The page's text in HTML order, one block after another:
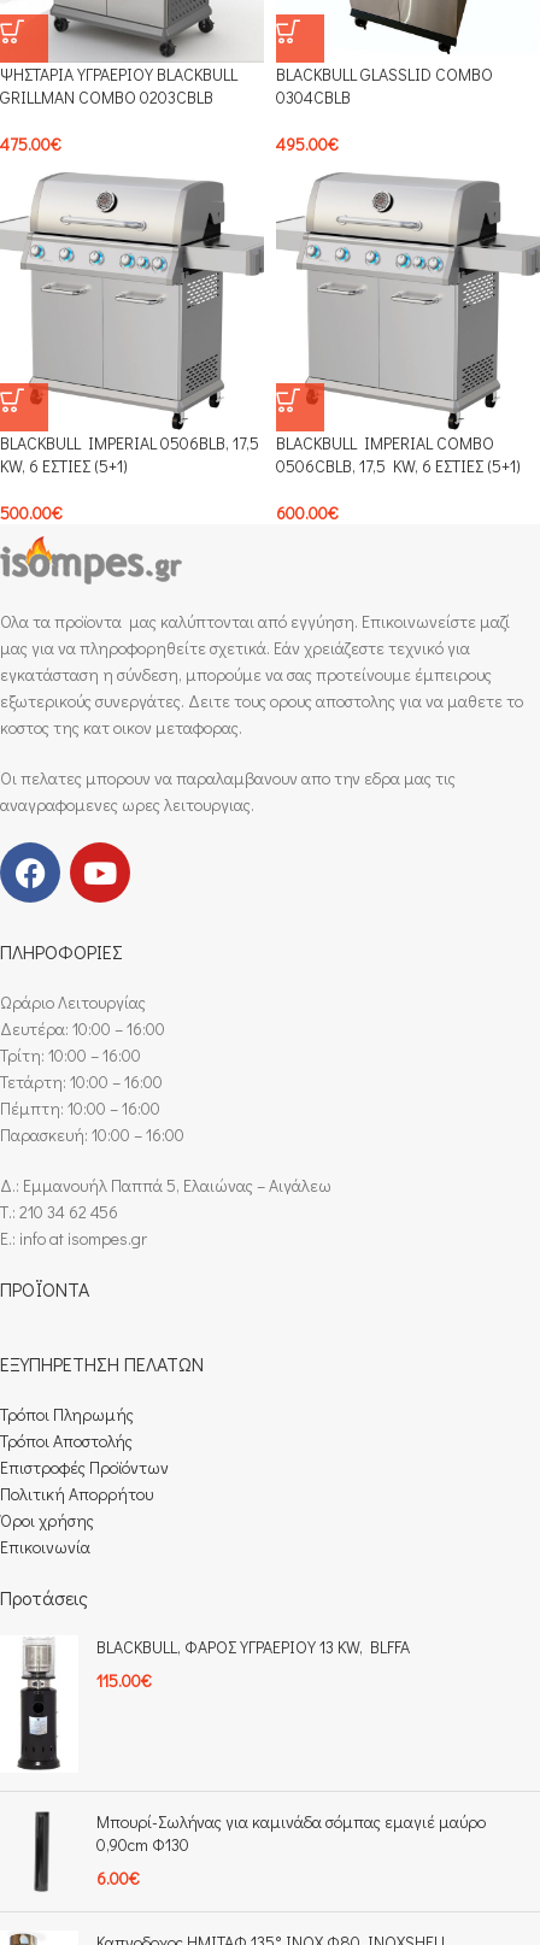
ΨΗΣΤΑΡΙΑ ΥΓΡΑΕΡΙΟΥ BLACKBULL
GRILLMAN COMBO 0203CBLB
475.00€
BLACKBULL GLASSLID COMBO
0304CBLB
495.00€
BLACKBULL IMPERIAL 0506BLB, 17,5
KW, 6 ΕΣΤΙΕΣ (5+1)
500.00€
BLACKBULL IMPERIAL COMBO
0506CBLB, 17,5 KW, 6 ΕΣΤΙΕΣ (5+1)
600.00€
Ολα τα προϊοντα μας καλύπτονται από εγγύηση. Επικοινωνείστε μαζί
μας για να πληροφορηθείτε σχετικά. Εάν χρειάζεστε τεχνικό για
εγκατάσταση η σύνδεση, μπορούμε να σας προτείνουμε έμπειρους
εξωτερικούς συνεργάτες. Δειτε τους ορους αποστολης για να μαθετε το
κοστος της κατ οικον μεταφορας.
Οι πελατες μπορουν να παραλαμβανουν απο την εδρα μας τις
αναγραφομενες ωρες λειτουργιας.
ΠΛΗΡΟΦΟΡΙΕΣ
Ωράριο Λειτουργίας
Δευτέρα: 10:00 – 16:00
Τρίτη: 10:00 – 16:00
Τετάρτη: 10:00 – 16:00
Πέμπτη: 10:00 – 16:00
Παρασκευή: 10:00 – 16:00
Δ.: Εμμανουήλ Παππά 5, Ελαιώνας – Αιγάλεω
Τ.: 210 34 62 456
E.: info at isompes.gr
ΠΡΟΪΟΝΤΑ
ΕΞΥΠΗΡΕΤΗΣΗ ΠΕΛΑΤΩΝ
Τρόποι Πληρωμής​
Τρόποι Αποστολής
Επιστροφές Προϊόντων
Πολιτική Απορρήτου
Όροι χρήσης
Επικοινωνία
Προτάσεις
BLACKBULL, ΦΑΡΟΣ ΥΓΡΑΕΡΙΟΥ 13 KW, BLFFA
115.00€
Μπουρί-Σωλήνας για καμινάδα σόμπας εμαγιέ μαύρο
0,90cm Φ130
6.00€